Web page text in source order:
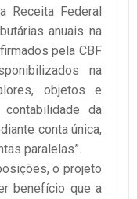
Receita Federal
anuais na
pela CBF
na
objetos e
da
conta única,
paralelas”.
o projeto
benefício que a